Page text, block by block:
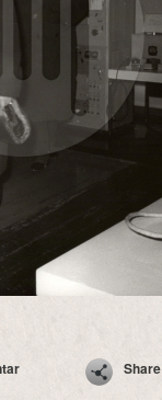
Share